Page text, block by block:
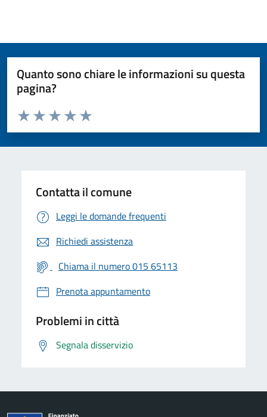
Quanto sono chiare le informazioni su questa
pagina?
Valuta da 1 a 5 stelle la pagina
Valuta 5 stelle su 5
Valuta 4 stelle su 5
Valuta 3 stelle su 5
Valuta 2 stelle su 5
Valuta 1 stelle su 5
Contatta il comune
Leggi le domande frequenti
Richiedi assistenza
Chiama il numero 015 65113
Prenota appuntamento
Problemi in città
Segnala disservizio